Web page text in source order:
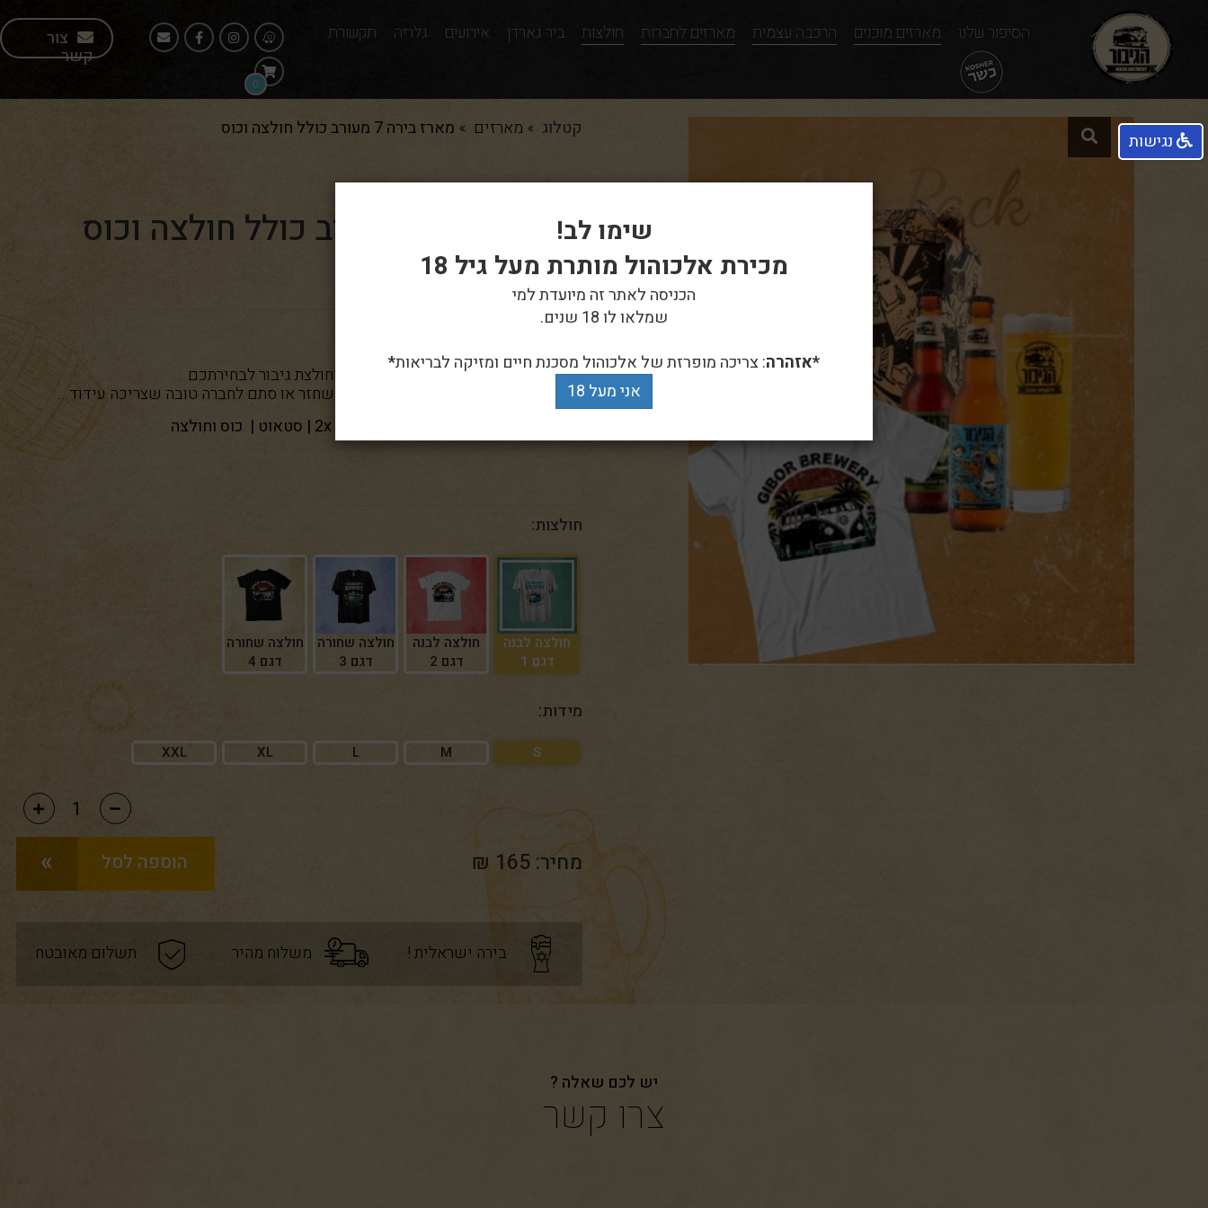
הסיפור שלנו מארזים מוכנים הרכבה עצמית מארזים לחברות חולצות ביר גארדן אירועים גלריה תקשורת
0
צור
קשר
קטלוג מארזים מארז בירה 7 מעורב כולל חולצה וכוס
מארז בירה 7 מעורב כולל חולצה וכוס
מק”ט: 3050
מארז מפנק של 7 בירות שונות עם כוס וחולצת גיבור לבחירתכם
מתאים לפינוק עצמי ומשלוח מתנה לבן שחזר או סתם לחברה טובה שצריכה עידוד...
חולצות:
חולצה לבנה
דגם 1
חולצה לבנה
דגם 2
חולצה שחורה
דגם 3
חולצה שחורה
דגם 4
מידות:
S
M
L
XL
XXL
מחיר: 165 ₪ הוספה לסל
בירה ישראלית ! משלוח מהיר תשלום מאובטח
יש לכם שאלה ?
צרו קשר
שימו לב!
מכירת אלכוהול מותרת מעל גיל 18
הכניסה לאתר זה מיועדת למי
שמלאו לו 18 שנים.
*אזהרה: צריכה מופרזת של אלכוהול מסכנת חיים ומזיקה לבריאות*
אני מעל 18
נגישות